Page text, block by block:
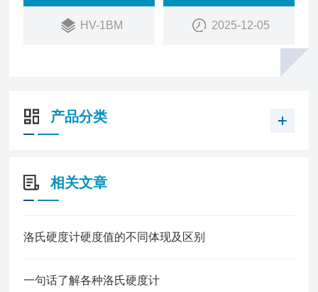
机，通过测量软件，借助计算机让操作更方便。
HV-1BM 2025-12-05
产品分类
相关文章
洛氏硬度计硬度值的不同体现及区别
一句话了解各种洛氏硬度计